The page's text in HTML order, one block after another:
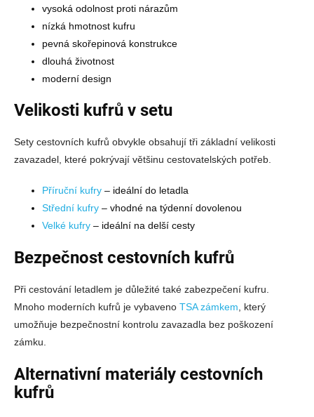
vysoká odolnost proti nárazům
nízká hmotnost kufru
pevná skořepinová konstrukce
dlouhá životnost
moderní design
Velikosti kufrů v setu
Sety cestovních kufrů obvykle obsahují tři základní velikosti
zavazadel, které pokrývají většinu cestovatelských potřeb.
Příruční kufry – ideální do letadla
Střední kufry – vhodné na týdenní dovolenou
Velké kufry – ideální na delší cesty
Bezpečnost cestovních kufrů
Při cestování letadlem je důležité také zabezpečení kufru.
Mnoho moderních kufrů je vybaveno TSA zámkem , který
umožňuje bezpečnostní kontrolu zavazadla bez poškození
zámku.
Alternativní materiály cestovních
kufrů